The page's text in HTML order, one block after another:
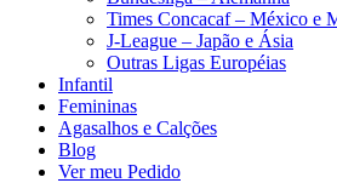
Times Concacaf – México e
J-League – Japão e Ásia
Outras Ligas Européias
Infantil
Femininas
Agasalhos e Calções
Blog
Ver meu Pedido